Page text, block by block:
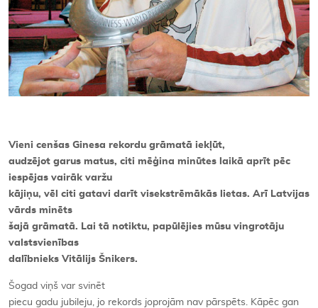
Vieni cenšas Ginesa rekordu grāmatā iekļūt,
audzējot garus matus, citi mēģina minūtes laikā aprīt pēc
iespējas vairāk varžu
kājiņu, vēl citi gatavi darīt visekstrēmākās lietas. Arī Latvijas
vārds minēts
šajā grāmatā. Lai tā notiktu, papūlējies mūsu vingrotāju
valstsvienības
dalībnieks Vitālijs Šnikers.
Šogad viņš var svinēt
piecu gadu jubileju, jo rekords joprojām nav pārspēts. Kāpēc gan